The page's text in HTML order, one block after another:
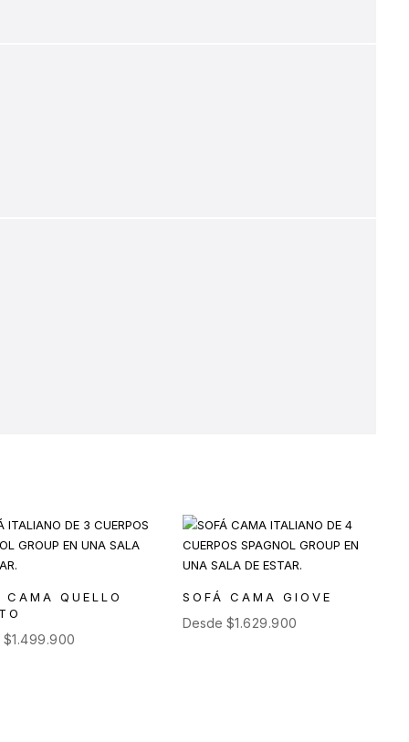
CAMA QUELLO
$1.499.900
SOFÁ CAMA GIOVE
Desde $1.629.900